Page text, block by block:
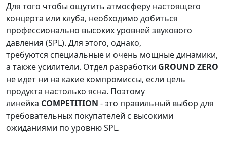
Для того чтобы ощутить атмосферу настоящего
концерта или клуба, необходимо добиться
профессионально высоких уровней звукового
давления (SPL). Для этого, однако,
требуются специальные и очень мощные динамики,
а также усилители. Отдел разработки GROUND ZERO
не идет ни на какие компромиссы, если цель
продукта настолько ясна. Поэтому
линейка COMPETITION - это правильный выбор для
требовательных покупателей с высокими
ожиданиями по уровню SPL.